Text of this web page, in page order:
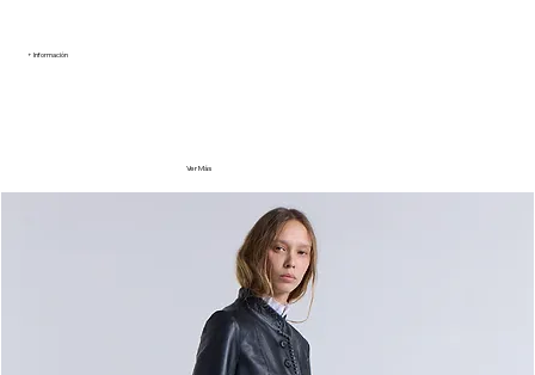
+ Información
Ver Más